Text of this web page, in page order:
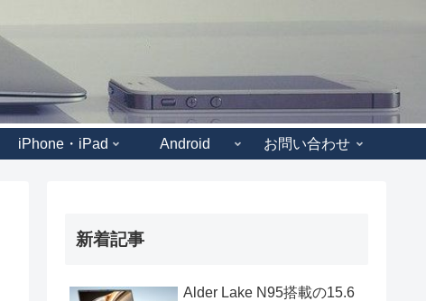
iPhone・iPad Android お問い合わせ
新着記事
Alder Lake N95搭載の15.6